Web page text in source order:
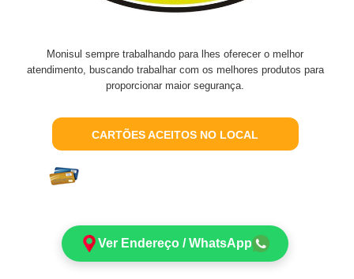
Monisul sempre trabalhando para lhes oferecer o melhor
atendimento, buscando trabalhar com os melhores produtos para
proporcionar maior segurança.
CARTÕES ACEITOS NO LOCAL
Ver Endereço / WhatsApp